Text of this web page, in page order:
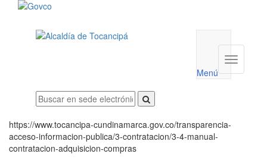
utilidades
Menú
Menú
https://www.tocancipa-cundinamarca.gov.co/transparencia-
acceso-informacion-publica/3-contratacion/3-4-manual-
contratacion-adquisicion-compras